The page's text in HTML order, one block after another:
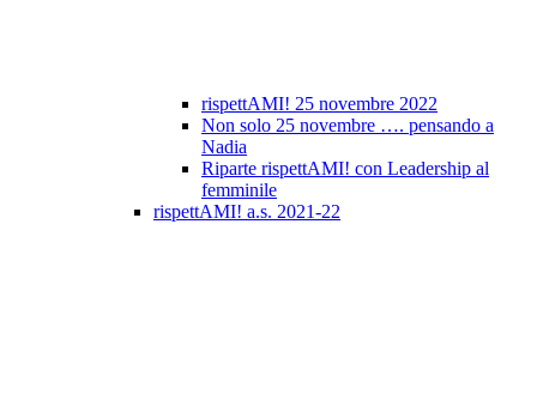
rispettAMI! 25 novembre 2022
Non solo 25 novembre …. pensando a
Nadia
Riparte rispettAMI! con Leadership al
femminile
rispettAMI! a.s. 2021-22